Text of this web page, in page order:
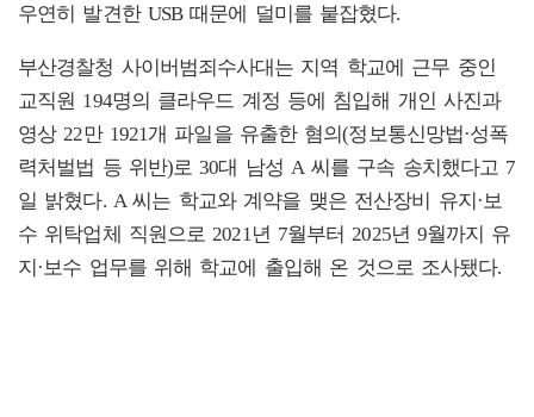
우연히 발견한 USB 때문에 덜미를 붙잡혔다.
부산경찰청 사이버범죄수사대는 지역 학교에 근무 중인
교직원 194명의 클라우드 계정 등에 침입해 개인 사진과
영상 22만 1921개 파일을 유출한 혐의(정보통신망법·성폭
력처벌법 등 위반)로 30대 남성 A 씨를 구속 송치했다고 7
일 밝혔다. A 씨는 학교와 계약을 맺은 전산장비 유지·보
수 위탁업체 직원으로 2021년 7월부터 2025년 9월까지 유
지·보수 업무를 위해 학교에 출입해 온 것으로 조사됐다.